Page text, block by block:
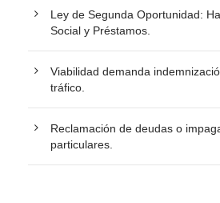
Ley de Segunda Oportunidad:
Social y Préstamos.
Viabilidad demanda
tráfico.
Reclamación de deudas o
particulares.